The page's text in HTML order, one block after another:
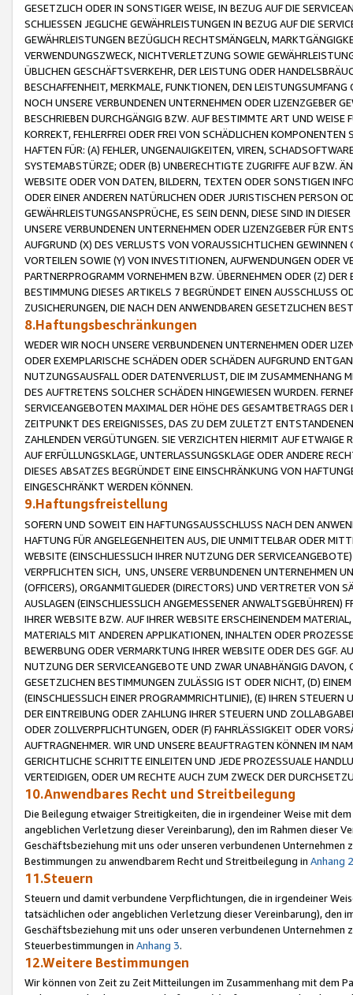
GESETZLICH ODER IN SONSTIGER WEISE, IN BEZUG AUF DIE
SCHLIESSEN JEGLICHE GEWÄHRLEISTUNGEN IN BEZUG AUF DIE
GEWÄHRLEISTUNGEN BEZÜGLICH RECHTSMÄNGELN,
VERWENDUNGSZWECK, NICHTVERLETZUNG SOWIE
ÜBLICHEN GESCHÄFTSVERKEHR, DER LEISTUNG ODER
BESCHAFFENHEIT, MERKMALE, FUNKTIONEN, DEN
NOCH UNSERE VERBUNDENEN UNTERNEHMEN ODER LIZENZGEBER
BESCHRIEBEN DURCHGÄNGIG BZW. AUF BESTIMMTE ART UND
KORREKT, FEHLERFREI ODER FREI VON SCHÄDLICHEN
HAFTEN FÜR: (A) FEHLER, UNGENAUIGKEITEN, VIREN,
SYSTEMABSTÜRZE; ODER (B) UNBERECHTIGTE ZUGRIFFE AUF BZW.
WEBSITE ODER VON DATEN, BILDERN, TEXTEN ODER SONSTIGEN
ODER EINER ANDEREN NATÜRLICHEN ODER JURISTISCHEN PERSON
GEWÄHRLEISTUNGSANSPRÜCHE, ES SEIN DENN, DIESE SIND IN
UNSERE VERBUNDENEN UNTERNEHMEN ODER LIZENZGEBER FÜR
AUFGRUND (X) DES VERLUSTS VON VORAUSSICHTLICHEN
VORTEILEN SOWIE (Y) VON INVESTITIONEN, AUFWENDUNGEN ODER
PARTNERPROGRAMM VORNEHMEN BZW. ÜBERNEHMEN ODER (Z)
BESTIMMUNG DIESES ARTIKELS 7 BEGRÜNDET EINEN AUSSCHLUSS
ZUSICHERUNGEN, DIE NACH DEN ANWENDBAREN GESETZLICHEN
8.Haftungsbeschränkungen
WEDER WIR NOCH UNSERE VERBUNDENEN UNTERNEHMEN ODER
ODER EXEMPLARISCHE SCHÄDEN ODER SCHÄDEN AUFGRUND
NUTZUNGSAUSFALL ODER DATENVERLUST, DIE IM ZUSAMMENHANG
DES AUFTRETENS SOLCHER SCHÄDEN HINGEWIESEN WURDEN.
SERVICEANGEBOTEN MAXIMAL DER HÖHE DES GESAMTBETRAGS
ZEITPUNKT DES EREIGNISSES, DAS ZU DEM ZULETZT
ZAHLENDEN VERGÜTUNGEN. SIE VERZICHTEN HIERMIT AUF
AUF ERFÜLLUNGSKLAGE, UNTERLASSUNGSKLAGE ODER ANDERE
DIESES ABSATZES BEGRÜNDET EINE EINSCHRÄNKUNG VON
EINGESCHRÄNKT WERDEN KÖNNEN.
9.Haftungsfreistellung
SOFERN UND SOWEIT EIN HAFTUNGSAUSSCHLUSS NACH DEN
HAFTUNG FÜR ANGELEGENHEITEN AUS, DIE UNMITTELBAR ODER
WEBSITE (EINSCHLIESSLICH IHRER NUTZUNG DER
VERPFLICHTEN SICH, UNS, UNSERE VERBUNDENEN UNTERNEHMEN
(OFFICERS), ORGANMITGLIEDER (DIRECTORS) UND VERTRETER VON
AUSLAGEN (EINSCHLIESSLICH ANGEMESSENER
IHRER WEBSITE BZW. AUF IHRER WEBSITE ERSCHEINENDEM
MATERIALS MIT ANDEREN APPLIKATIONEN, INHALTEN ODER
BEWERBUNG ODER VERMARKTUNG IHRER WEBSITE ODER DES GGF.
NUTZUNG DER SERVICEANGEBOTE UND ZWAR UNABHÄNGIG
GESETZLICHEN BESTIMMUNGEN ZULÄSSIG IST ODER NICHT, (D)
(EINSCHLIESSLICH EINER PROGRAMMRICHTLINIE), (E) IHREN
DER EINTREIBUNG ODER ZAHLUNG IHRER STEUERN UND
ODER ZOLLVERPFLICHTUNGEN, ODER (F) FAHRLÄSSIGKEIT ODER
AUFTRAGNEHMER. WIR UND UNSERE BEAUFTRAGTEN KÖNNEN IM
GERICHTLICHE SCHRITTE EINLEITEN UND JEDE PROZESSUALE
VERTEIDIGEN, ODER UM RECHTE AUCH ZUM ZWECK DER
10.Anwendbares Recht und Streitbeilegung
Die Beilegung etwaiger Streitigkeiten, die in irgendeiner Weise mit
angeblichen Verletzung dieser Vereinbarung), den im Rahmen dieser
Geschäftsbeziehung mit uns oder unseren verbundenen
Bestimmungen zu anwendbarem Recht und Streitbeilegung in Anhang 2
11.Steuern
Steuern und damit verbundene Verpflichtungen, die in irgendeiner
tatsächlichen oder angeblichen Verletzung dieser Vereinbarung), den
Geschäftsbeziehung mit uns oder unseren verbundenen
Steuerbestimmungen in Anhang 3.
12.Weitere Bestimmungen
Wir können von Zeit zu Zeit Mitteilungen im Zusammenhang mit dem